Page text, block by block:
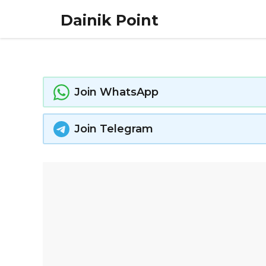
Dainik Point
Join WhatsApp
Join Telegram